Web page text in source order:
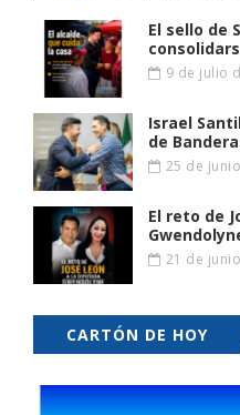
El sello de
9 de julio
Israel
de
25 de
El reto de
21 de
CARTÓN DE HOY